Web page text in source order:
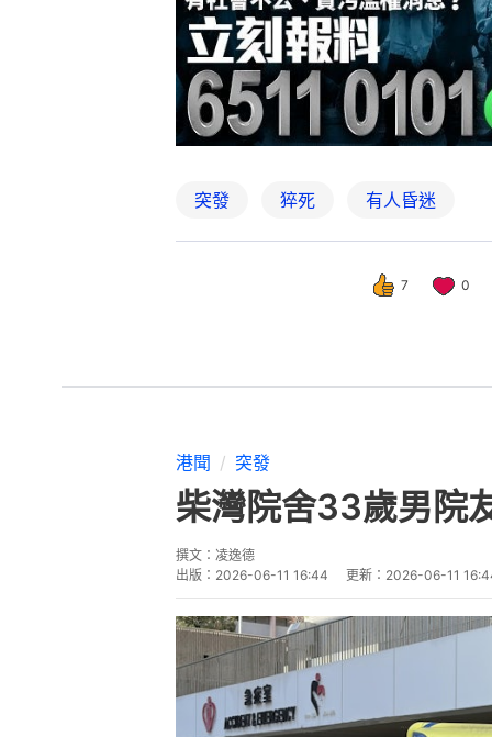
突發 猝死 有人昏迷
7 0
港聞 突發
柴灣院舍33歲男院
撰文： 凌逸德
出版： 2026-06-11 16:44 更新： 2026-06-11